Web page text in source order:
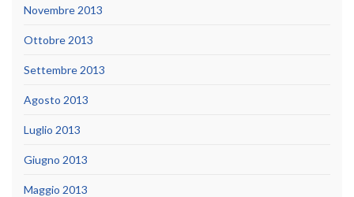
Novembre 2013
Ottobre 2013
Settembre 2013
Agosto 2013
Luglio 2013
Giugno 2013
Maggio 2013